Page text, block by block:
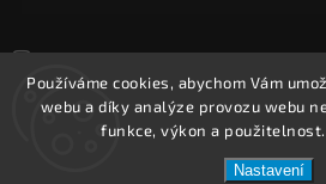
Používáme cookies, abychom Vám
webu a díky analýze provozu webu
funkce, výkon a použitelnost.
Nastavení
Copyright 2026REPROOBCHOD.cz.
Upravit nastavení